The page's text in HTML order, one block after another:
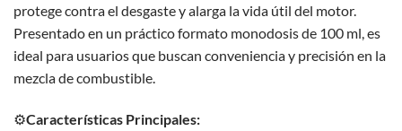
protege contra el desgaste y alarga la vida útil del motor.
Presentado en un práctico formato monodosis de 100 ml, es
ideal para usuarios que buscan conveniencia y precisión en la
mezcla de combustible.
⚙️Características Principales: